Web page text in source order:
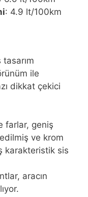
: 4.9 lt/100km
ile
dikkat çekici
farlar, geniş
ve krom
karakteristik sis
aracın